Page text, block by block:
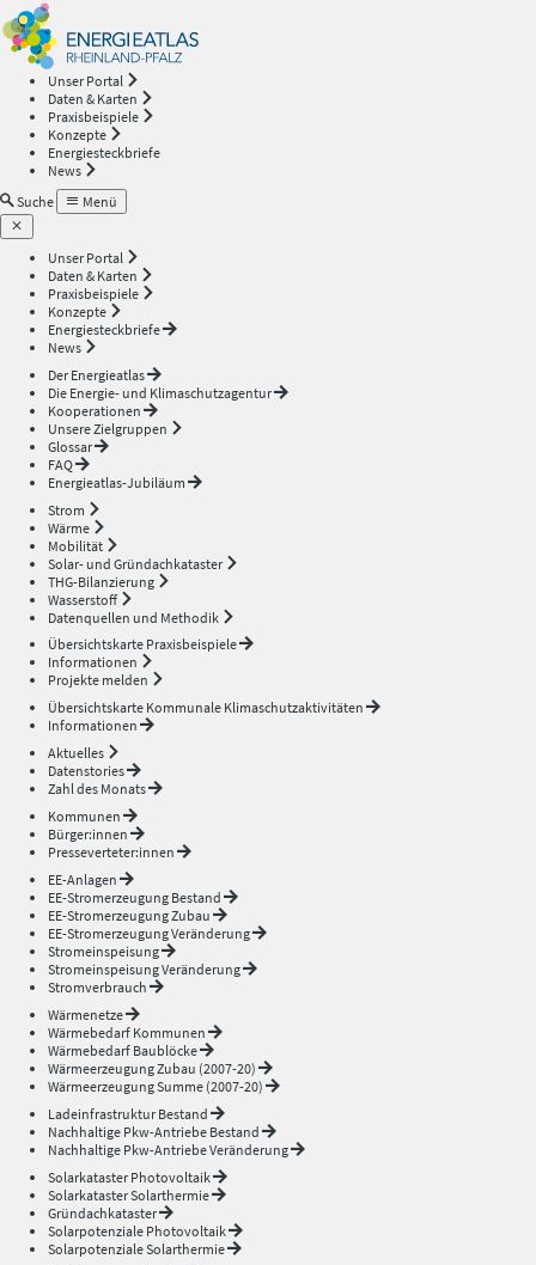
Unser Portal
Daten & Karten
Praxisbeispiele
Konzepte
Energiesteckbriefe
News
Suche
Menü
Unser Portal
Daten & Karten
Praxisbeispiele
Konzepte
Energiesteckbriefe
News
Der Energieatlas
Die Energie- und Klimaschutzagentur
Kooperationen
Unsere Zielgruppen
Glossar
FAQ
Energieatlas-Jubiläum
Strom
Wärme
Mobilität
Solar- und Gründachkataster
THG-Bilanzierung
Wasserstoff
Datenquellen und Methodik
Übersichtskarte Praxisbeispiele
Informationen
Projekte melden
Übersichtskarte Kommunale Klimaschutzaktivitäten
Informationen
Aktuelles
Datenstories
Zahl des Monats
Kommunen
Bürger:innen
Presseverteter:innen
EE-Anlagen
EE-Stromerzeugung Bestand
EE-Stromerzeugung Zubau
EE-Stromerzeugung Veränderung
Stromeinspeisung
Stromeinspeisung Veränderung
Stromverbrauch
Wärmenetze
Wärmebedarf Kommunen
Wärmebedarf Baublöcke
Wärmeerzeugung Zubau (2007-20)
Wärmeerzeugung Summe (2007-20)
Ladeinfrastruktur Bestand
Nachhaltige Pkw-Antriebe Bestand
Nachhaltige Pkw-Antriebe Veränderung
Solarkataster Photovoltaik
Solarkataster Solarthermie
Gründachkataster
Solarpotenziale Photovoltaik
Solarpotenziale Solarthermie